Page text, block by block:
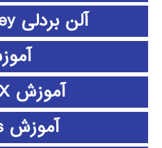
آلن بردلی Allen bradley
آموزش 3D MAX
آموزش abaqus